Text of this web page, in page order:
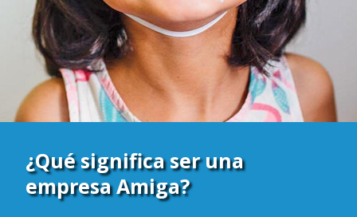
¿Qué significa ser una
empresa Amiga?